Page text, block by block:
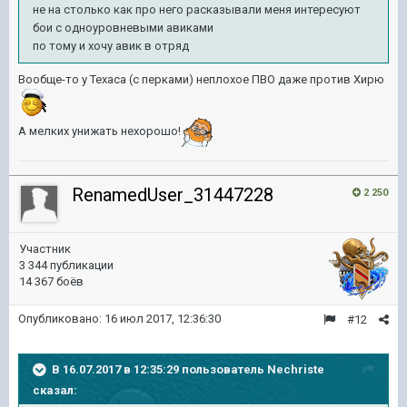
не на столько как про него расказывали меня интересуют
бои с одноуровневыми авиками
по тому и хочу авик в отряд
Вообще-то у Техаса (с перками) неплохое ПВО даже против Хирю
А мелких унижать нехорошо!
2 250
RenamedUser_31447228
Участник
3 344 публикации
14 367 боёв
#12
Опубликовано: 16 июл 2017, 12:36:30
В 16.07.2017 в 12:35:29 пользователь Nechriste
сказал: